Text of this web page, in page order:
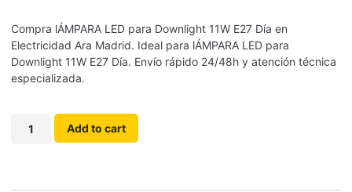
Compra lÁMPARA LED para Downlight 11W E27 Día en
Electricidad Ara Madrid. Ideal para lÁMPARA LED para
Downlight 11W E27 Día. Envío rápido 24/48h y atención técnica
especializada.
Add to cart